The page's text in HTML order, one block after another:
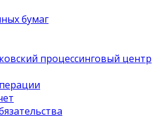
бумаг
процессинговый центр